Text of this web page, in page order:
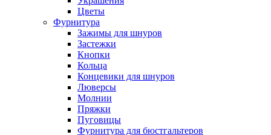
Цветы
Фурнитура
Зажимы для шнуров
Застежки
Кнопки
Кольца
Концевики для шнуров
Люверсы
Молнии
Пряжки
Пуговицы
Фурнитура для бюстгальтеров